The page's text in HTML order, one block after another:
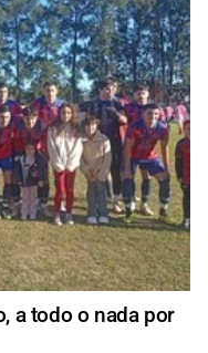
a todo o nada por